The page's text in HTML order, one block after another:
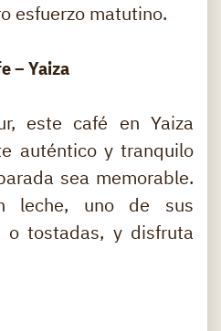
esfuerzo matutino.
– Yaiza
este café en Yaiza
auténtico y tranquilo
sea memorable.
leche, uno de sus
o tostadas, y disfruta